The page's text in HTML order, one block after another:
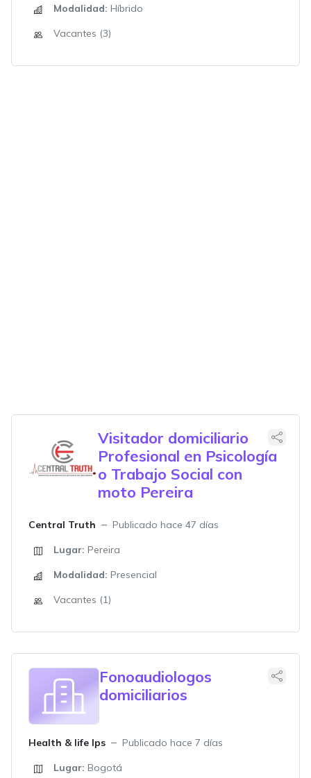
Modalidad: Híbrido
Vacantes (3)
Visitador domiciliario
Profesional en Psicología
o Trabajo Social con
moto Pereira
Central Truth
Publicado hace 47 días
Lugar: Pereira
Modalidad: Presencial
Vacantes (1)
Fonoaudiologos
domiciliarios
Health & life Ips
Publicado hace 7 días
Lugar: Bogotá